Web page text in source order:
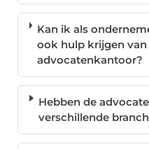
Kan ik als
ook hulp krijgen
advocatenkantoor?
Hebben de
verschillende